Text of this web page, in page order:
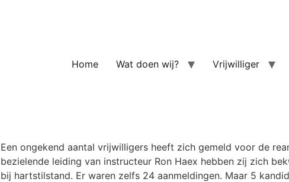
Home Wat doen wij? Vrijwilliger
Een ongekend aantal vrijwilligers heeft zich gemeld voor de
bezielende leiding van instructeur Ron Haex hebben zij zich
bij hartstilstand. Er waren zelfs 24 aanmeldingen. Maar 5